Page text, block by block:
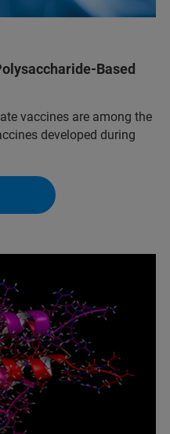
Based
vaccines are among the
developed during